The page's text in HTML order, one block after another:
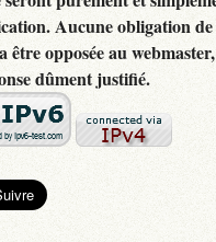
Aucune obligation de
opposée au
dûment justifié.